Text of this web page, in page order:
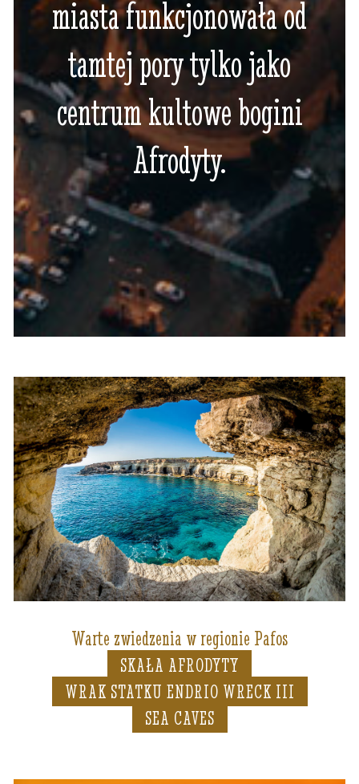
miasta funkcjonowała od
tamtej pory tylko jako
centrum kultowe bogini
Afrodyty.
Warte zwiedzenia w regionie Pafos
SKAŁA AFRODYTY
WRAK STATKU ENDRIO WRECK III
SEA CAVES